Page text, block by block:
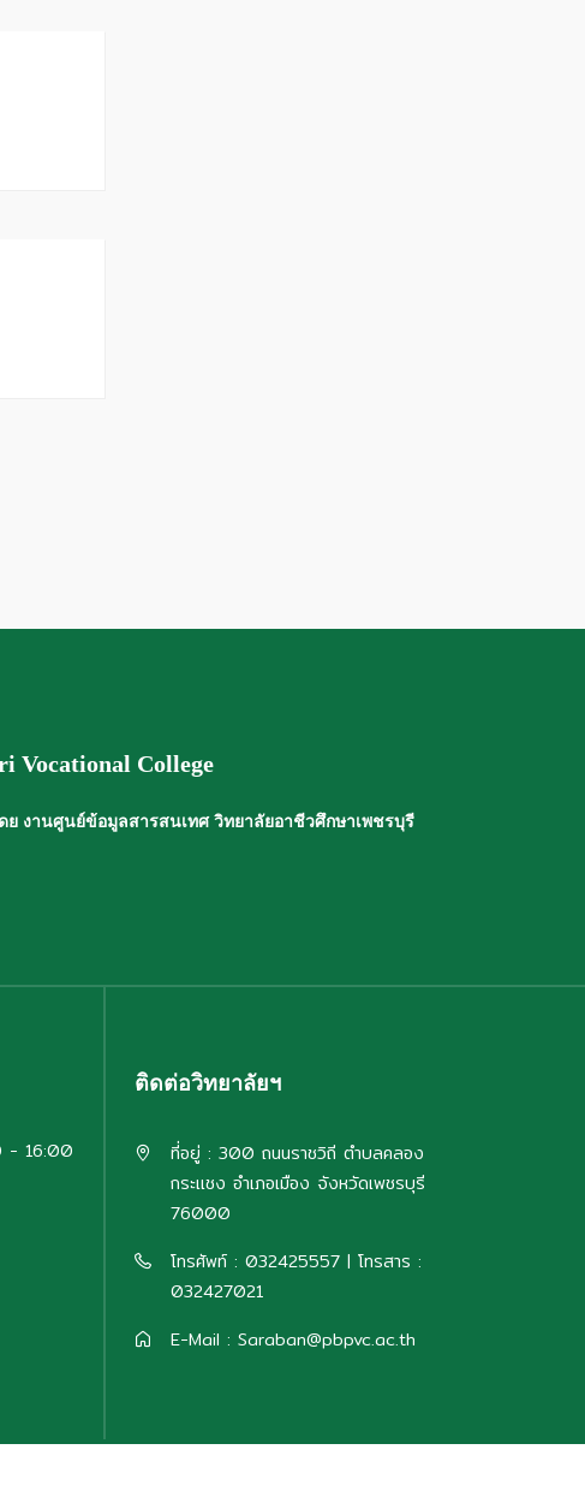
Vocational College
ย งานศูนย์ข้อมูลสารสนเทศ วิทยาลัยอาชีวศึกษาเพชรบุรี
- 16:00
ติดต่อวิทยาลัยฯ
ที่อยู่ : 300 ถนนราชวิถี ตำบลคลอง
กระแชง อำเภอเมือง จังหวัดเพชรบุรี
76000
โทรศัพท์ : 032425557 | โทรสาร :
032427021
E-Mail : Saraban@pbpvc.ac.th